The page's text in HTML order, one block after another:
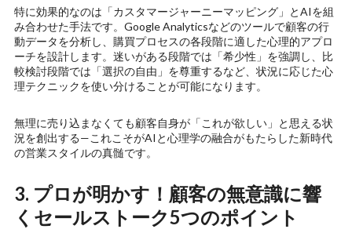
特に効果的なのは「カスタマージャーニーマッピング」とAIを組
み合わせた手法です。Google Analyticsなどのツールで顧客の行
動データを分析し、購買プロセスの各段階に適した心理的アプロ
ーチを設計します。迷いがある段階では「希少性」を強調し、比
較検討段階では「選択の自由」を尊重するなど、状況に応じた心
理テクニックを使い分けることが可能になります。
無理に売り込まなくても顧客自身が「これが欲しい」と思える状
況を創出する—これこそがAIと心理学の融合がもたらした新時代
の営業スタイルの真髄です。
3. プロが明かす！顧客の無意識に響
くセールストーク5つのポイント